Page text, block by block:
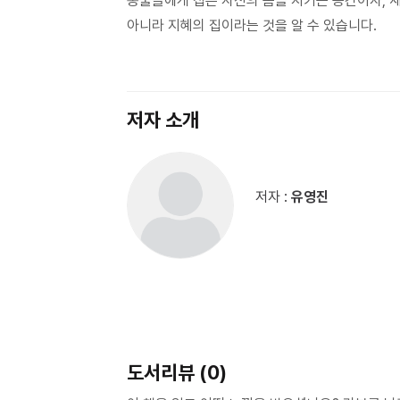
아니라 지혜의 집이라는 것을 알 수 있습니다.
저자 소개
저자 : 유영진
도서리뷰 (0)